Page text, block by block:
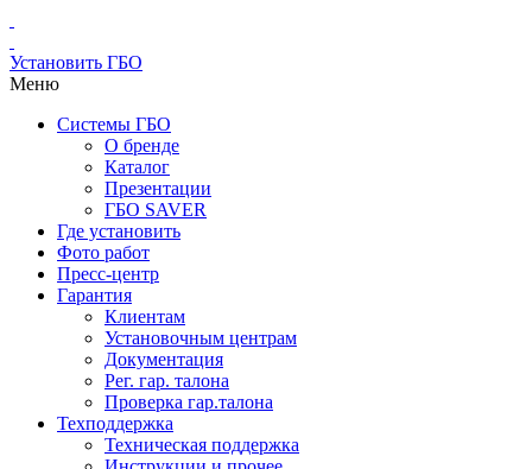
Установить ГБО
Меню
Системы ГБО
О бренде
Каталог
Презентации
ГБО SAVER
Где установить
Фото работ
Пресс-центр
Гарантия
Клиентам
Установочным центрам
Документация
Рег. гар. талона
Проверка гар.талона
Техподдержка
Техническая поддержка